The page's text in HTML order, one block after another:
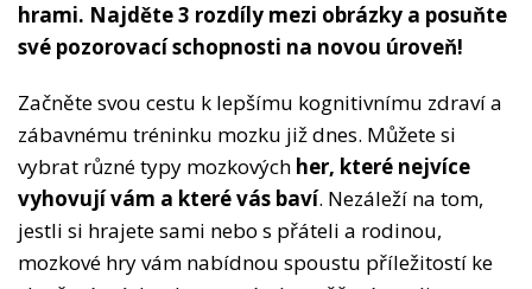
hrami. Najděte 3 rozdíly mezi obrázky a posuňte
své pozorovací schopnosti na novou úroveň!
Začněte svou cestu k lepšímu kognitivnímu zdraví a
zábavnému tréninku mozku již dnes. Můžete si
vybrat různé typy mozkových her, které nejvíce
vyhovují vám a které vás baví. Nezáleží na tom,
jestli si hrajete sami nebo s přáteli a rodinou,
mozkové hry vám nabídnou spoustu příležitostí ke